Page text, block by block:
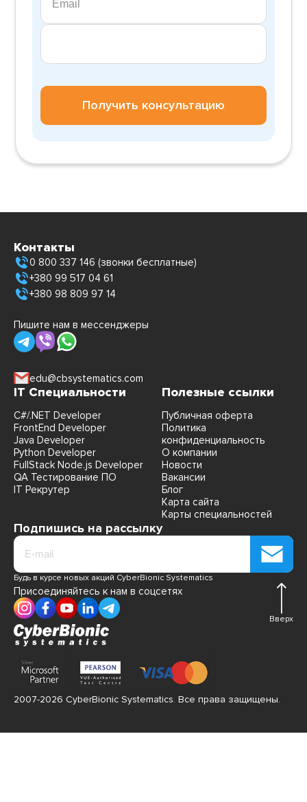
Получить консультацию
Контакты
0 800 337 146 (звонки бесплатные)
+380 99 517 04 61
+380 98 809 97 14
Пишите нам в мессенджеры
edu@cbsystematics.com
IT Специальности
C#/.NET Developer
FrontEnd Developer
Java Developer
Python Developer
FullStack Node.js Developer
QA Тестирование ПО
IT Рекрутер
Полезные ссылки
Публичная оферта
Политика
конфиденциальность
О компании
Новости
Вакансии
Блог
Карта сайта
Карты специальностей
Подпишись на рассылку
Будь в курсе новых акций CyberBionic Systematics
Присоединяйтесь к нам в соцсетях
Вверх
2007-2026 CyberBionic Systematics. Все права защищены.